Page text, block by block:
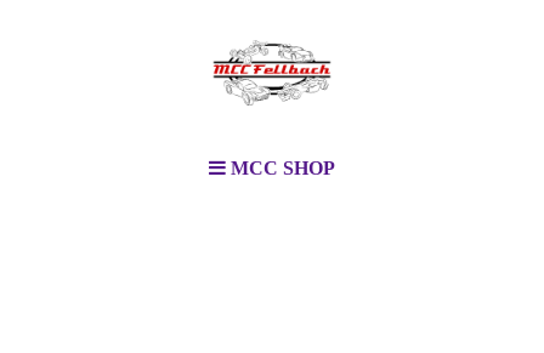
MCC SHOP